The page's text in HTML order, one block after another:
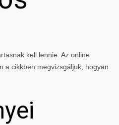
kell lennie. Az online
a cikkben megvizsgáljuk, hogyan